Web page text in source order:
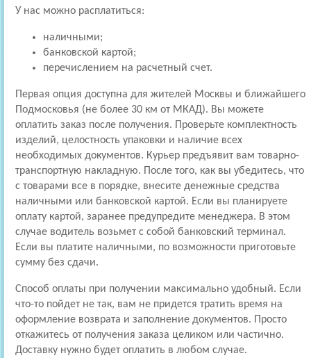
У нас можно расплатиться:
наличными;
банковской картой;
перечислением на расчетный счет.
Первая опция доступна для жителей Москвы и ближайшего
Подмосковья (не более 30 км от МКАД). Вы можете
оплатить заказ после получения. Проверьте комплектность
изделий, целостность упаковки и наличие всех
необходимых документов. Курьер предъявит вам товарно-
транспортную накладную. После того, как вы убедитесь, что
с товарами все в порядке, внесите денежные средства
наличными или банковской картой. Если вы планируете
оплату картой, заранее предупредите менеджера. В этом
случае водитель возьмет с собой банковский терминал.
Если вы платите наличными, по возможности приготовьте
сумму без сдачи.
Способ оплаты при получении максимально удобный. Если
что-то пойдет не так, вам не придется тратить время на
оформление возврата и заполнение документов. Просто
откажитесь от получения заказа целиком или частично.
Доставку нужно будет оплатить в любом случае.